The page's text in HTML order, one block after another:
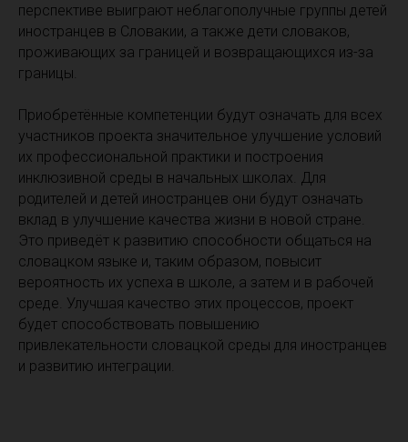
перспективе выиграют неблагополучные группы детей
иностранцев в Словакии, а также дети словаков,
проживающих за границей и возвращающихся из-за
границы.
Приобретённые компетенции будут означать для всех
участников проекта значительное улучшение условий
их профессиональной практики и построения
инклюзивной среды в начальных школах. Для
родителей и детей иностранцев они будут означать
вклад в улучшение качества жизни в новой стране.
Это приведёт к развитию способности общаться на
словацком языке и, таким образом, повысит
вероятность их успеха в школе, а затем и в рабочей
среде. Улучшая качество этих процессов, проект
будет способствовать повышению
привлекательности словацкой среды для иностранцев
и развитию интеграции.